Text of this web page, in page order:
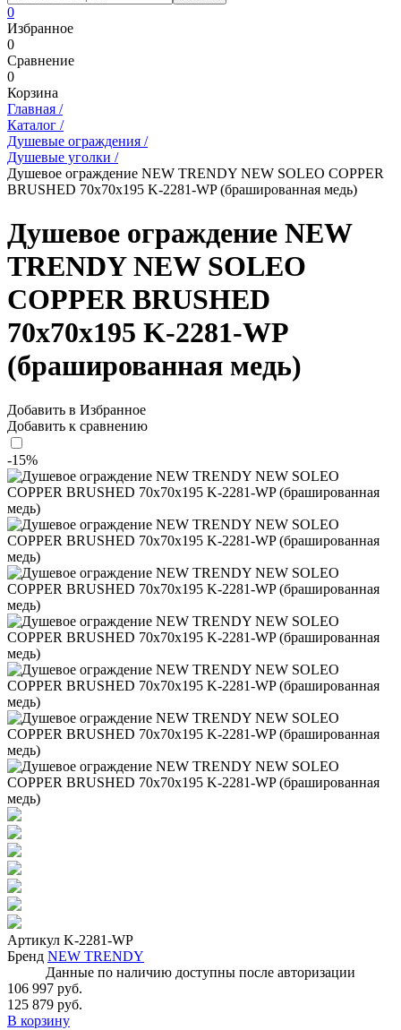
0
Избранное
0
Сравнение
0
Корзина
Главная /
Каталог /
Душевые ограждения /
Душевые уголки /
Душевое ограждение NEW TRENDY NEW SOLEO COPPER
BRUSHED 70x70x195 K-2281-WP (брашированная медь)
Душевое ограждение NEW
TRENDY NEW SOLEO
COPPER BRUSHED
70x70x195 K-2281-WP
(брашированная медь)
Добавить в Избранное
Добавить к сравнению
-15%
Артикул K-2281-WP
Бренд NEW TRENDY
Данные по наличию доступны после авторизации
106 997 руб.
125 879 руб.
В корзину